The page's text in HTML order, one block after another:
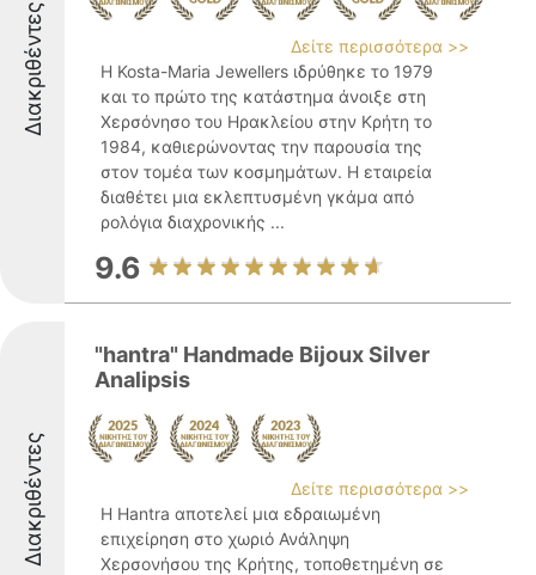
Διακριθέντες
Δείτε περισσότερα >>
Η Kosta-Maria Jewellers ιδρύθηκε το 1979
και το πρώτο της κατάστημα άνοιξε στη
Χερσόνησο του Ηρακλείου στην Κρήτη το
1984, καθιερώνοντας την παρουσία της
στον τομέα των κοσμημάτων. Η εταιρεία
διαθέτει μια εκλεπτυσμένη γκάμα από
ρολόγια διαχρονικής ...
9.6
Διακριθέντες
"hantra" Handmade Bijoux Silver
Analipsis
Δείτε περισσότερα >>
Η Hantra αποτελεί μια εδραιωμένη
επιχείρηση στο χωριό Ανάληψη
Χερσονήσου της Κρήτης, τοποθετημένη σε